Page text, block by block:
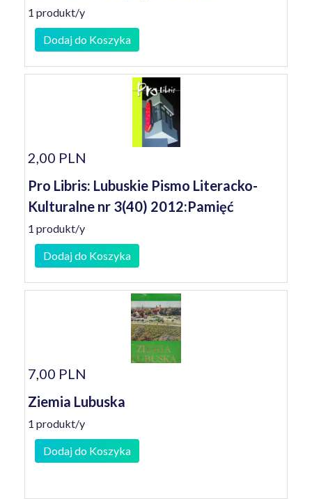
1 produkt/y
Dodaj do Koszyka
2,00 PLN
Pro Libris: Lubuskie Pismo Literacko-
Kulturalne nr 3(40) 2012:Pamięć
1 produkt/y
Dodaj do Koszyka
7,00 PLN
Ziemia Lubuska
1 produkt/y
Dodaj do Koszyka